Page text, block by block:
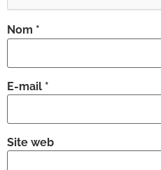
Nom *
E-mail *
Site web